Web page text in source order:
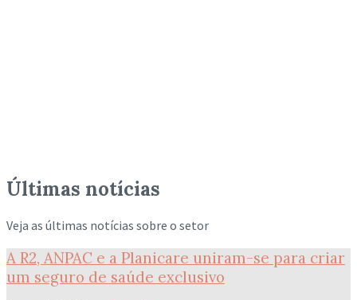
Últimas notícias
Veja as últimas notícias sobre o setor
A R2, ANPAC e a Planicare uniram-se para criar
um seguro de saúde exclusivo